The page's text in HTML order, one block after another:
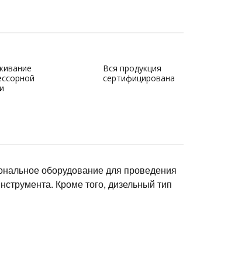
Вся продукция
сертифицирована
оборудование для проведения
Кроме того, дизельный тип